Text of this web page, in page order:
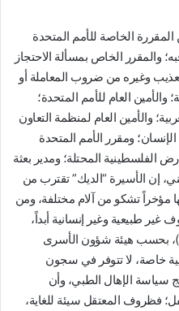
الخاصة للأمم المتحدة
والمقرر الخاص بمسألة الاحتجاز
وغيره من ضروب المعاملة أو
والأمين العام للأمم المتحدة؛
والأمين العام لمنظمة التعاون
ومقرر الأمم المتحدة
الفلسطينية المحتلة؛ ومدير بعثة
إن الأسيرة “الديك” تقترب من
مؤخراً تشكو من آلام مختلفة، ومن
طبيعية وغير إنسانية أبداً،
بحسب هيئة شؤون الأسرى
خاصة، لا تتوفر في سجون
سياسة الإهال الطبي، وأن
فظروف المعتقل سيئة للغاية،